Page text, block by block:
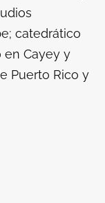
catedrático
en Cayey y
Puerto Rico y